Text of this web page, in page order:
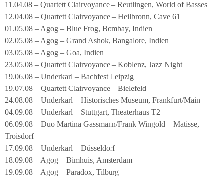
11.04.08 – Quartett Clairvoyance – Reutlingen, World of Basses
12.04.08 – Quartett Clairvoyance – Heilbronn, Cave 61
01.05.08 – Agog – Blue Frog, Bombay, Indien
02.05.08 – Agog – Grand Ashok, Bangalore, Indien
03.05.08 – Agog – Goa, Indien
23.05.08 – Quartett Clairvoyance – Koblenz, Jazz Night
19.06.08 – Underkarl – Bachfest Leipzig
19.07.08 – Quartett Clairvoyance – Bielefeld
24.08.08 – Underkarl – Historisches Museum, Frankfurt/Main
04.09.08 – Underkarl – Stuttgart, Theaterhaus T2
06.09.08 – Duo Martina Gassmann/Frank Wingold – Matisse,
Troisdorf
17.09.08 – Underkarl – Düsseldorf
18.09.08 – Agog – Bimhuis, Amsterdam
19.09.08 – Agog – Paradox, Tilburg